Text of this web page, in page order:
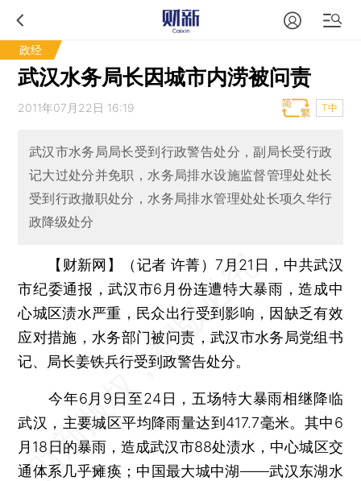
政经
武汉水务局长因城市内涝被问责
2011年07月22日 16:19 T中
武汉市水务局局长受到行政警告处分，副局长受行政
记大过处分并免职，水务局排水设施监督管理处处长
受到行政撤职处分，水务局排水管理处处长项久华行
政降级处分
【财新网】（记者 许菁） 7月21日，中共武汉
市纪委通报，武汉市6月份连遭特大暴雨，造成中
心城区渍水严重，民众出行受到影响，因缺乏有效
应对措施，水务部门被问责，武汉市水务局党组书
记、局长姜铁兵行受到政警告处分。
今年6月9日至24日，五场特大暴雨相继降临
武汉，主要城区平均降雨量达到417.7毫米。其中6
月18日的暴雨，造成武汉市88处渍水，中心城区交
通体系几乎瘫痪；中国最大城中湖——武汉东湖水